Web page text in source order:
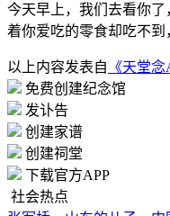
今天早上，我们去看你
着你爱吃的零食却吃不
以上内容发表自 《天堂念
免费创建纪念馆
发讣告
创建家谱
创建祠堂
下载官方APP
社会热点